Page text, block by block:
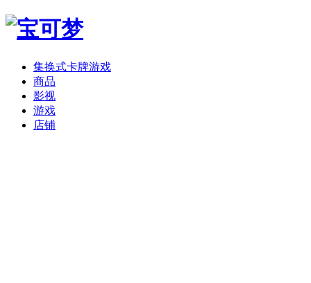
集换式卡牌游戏
商品
影视
游戏
店铺